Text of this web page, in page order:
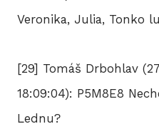
Veronika, Julia, Tonko
[29] Tomáš Drbohlav
18:09:04): P5M8E8
Lednu?